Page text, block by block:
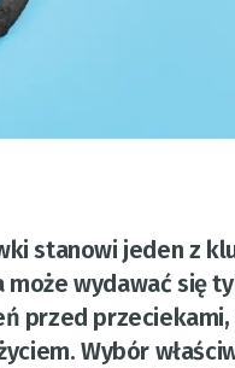
stanowi jeden z
wydawać się
przed
Wybór